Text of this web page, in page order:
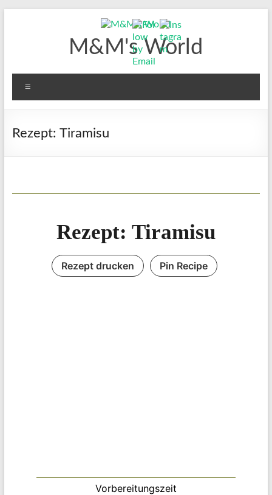
M&M's World
Rezept: Tiramisu
Rezept: Tiramisu
Rezept drucken Pin Recipe
Vorbereitungszeit